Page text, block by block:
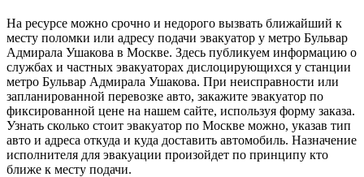
На ресурсе можно срочно и недорого вызвать ближайший к
месту поломки или адресу подачи эвакуатор у метро Бульвар
Адмирала Ушакова в Москве. Здесь публикуем информацию о
службах и частных эвакуаторах дислоцирующихся у станции
метро Бульвар Адмирала Ушакова. При неисправности или
запланированной перевозке авто, закажите эвакуатор по
фиксированной цене на нашем сайте, используя форму заказа.
Узнать сколько стоит эвакуатор по Москве можно, указав тип
авто и адреса откуда и куда доставить автомобиль. Назначение
исполнителя для эвакуации произойдет по принципу кто
ближе к месту подачи.